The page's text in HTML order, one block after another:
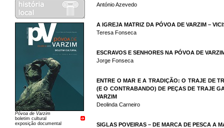
Póvoa de Varzim
boletim cultural
exposição documental
António Azevedo
A IGREJA MATRIZ DA PÓVOA DE VARZIM –
Teresa Fonseca
ESCRAVOS E SENHORES NA PÓVOA DE
Jorge Fonseca
ENTRE O MAR E A TRADIÇÃO: O TRAJE DE
(E O CONTRABANDO) DE PEÇAS DE TRAJE
VARZIM
Deolinda Carneiro
SIGLAS POVEIRAS – DE MARCA DE PESCA A